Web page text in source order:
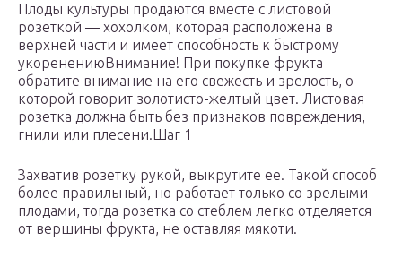
Плоды культуры продаются вместе с листовой
розеткой — хохолком, которая расположена в
верхней части и имеет способность к быстрому
укоренениюВнимание! При покупке фрукта
обратите внимание на его свежесть и зрелость, о
которой говорит золотисто-желтый цвет. Листовая
розетка должна быть без признаков повреждения,
гнили или плесени.Шаг 1
Захватив розетку рукой, выкрутите ее. Такой способ
более правильный, но работает только со зрелыми
плодами, тогда розетка со стеблем легко отделяется
от вершины фрукта, не оставляя мякоти.